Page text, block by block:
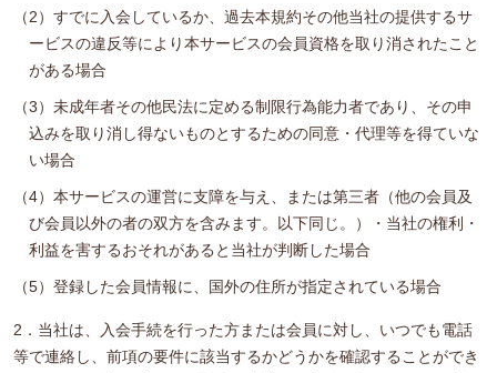
（2）すでに入会しているか、過去本規約その他当社の提供するサ
ービスの違反等により本サービスの会員資格を取り消されたこと
がある場合
（3）未成年者その他民法に定める制限行為能力者であり、その申
込みを取り消し得ないものとするための同意・代理等を得ていな
い場合
（4）本サービスの運営に支障を与え、または第三者（他の会員及
び会員以外の者の双方を含みます。以下同じ。）・当社の権利・
利益を害するおそれがあると当社が判断した場合
（5）登録した会員情報に、国外の住所が指定されている場合
2．当社は、入会手続を行った方または会員に対し、いつでも電話
等で連絡し、前項の要件に該当するかどうかを確認することができ